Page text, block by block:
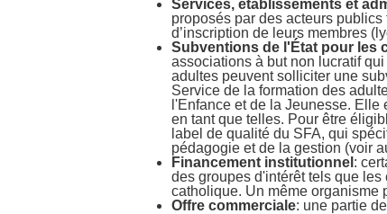
Services, établissements et
proposés par des acteurs
d’inscription de leurs membres
Subventions de l'État pour les
associations à but non lucratif
adultes peuvent solliciter une
Service de la formation des
l'Enfance et de la Jeunesse.
en tant que telles. Pour être
label de qualité du SFA, qui
pédagogie et de la gestion (voir
Financement institutionnel :
des groupes d'intérêt tels que
catholique. Un même organisme
Offre commerciale: une partie